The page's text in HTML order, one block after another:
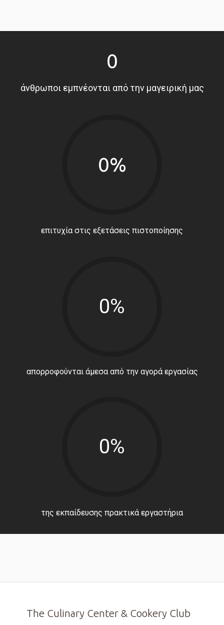
0
άνθρωποι εμπνέονται από την μαγειρική μας
0%
επιτυχία στις εξετάσεις πιστοποίησης
0%
απορροφούνται άμεσα από την αγορά εργασίας
0%
της εκπαίδευσης πρακτικά εργαστήρια
The Culinary Center & Cookery Club